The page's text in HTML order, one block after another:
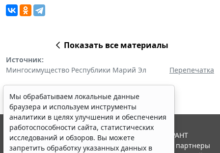
Показать все материалы
Источник:
Мингосимущество Республики Марий Эл
Перепечатка
Мы обрабатываем локальные данные
браузера и используем инструменты
аналитики в целях улучшения и обеспечения
работоспособности сайта, статистических
исследований и обзоров. Вы можете
запретить обработку указанных данных в
© ООО "НПП "ГАРАНТ-СЕРВИС", 2026. Система ГАРАНТ
выпускается с 1990 года. Компания "Гарант" и ее партнеры